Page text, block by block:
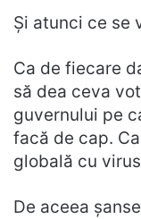
Și atunci ce se
Ca de fiecare
să dea ceva
guvernului pe
facă de cap.
globală cu
De aceea